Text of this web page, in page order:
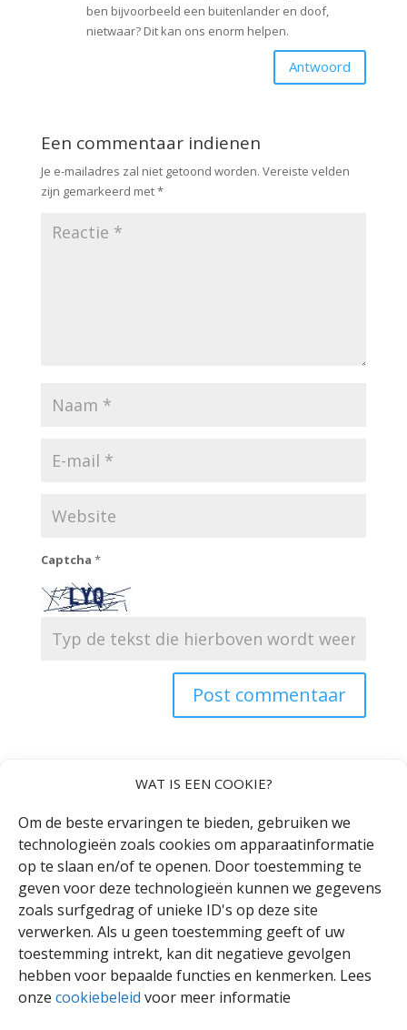
WAT IS EEN COOKIE?
Om de beste ervaringen te bieden, gebruiken we
technologieën zoals cookies om apparaatinformatie
op te slaan en/of te openen. Door toestemming te
geven voor deze technologieën kunnen we gegevens
zoals surfgedrag of unieke ID's op deze site
verwerken. Als u geen toestemming geeft of uw
toestemming intrekt, kan dit negatieve gevolgen
hebben voor bepaalde functies en kenmerken. Lees
onze cookiebeleid voor meer informatie
ben bijvoorbeeld een buitenlander en doof,
nietwaar? Dit kan ons enorm helpen.
Antwoord
Een commentaar indienen
Je e-mailadres zal niet getoond worden. Vereiste velden
zijn gemarkeerd met*
Captcha *
Recente berichten
Begeleider. Deeltijdbaan – Vaste aanstelling
30 jaar Info-Sourds in Brussel
«Info-Sourds steunen is investeren in waardigheid»
Deeltijd CDR-trainer